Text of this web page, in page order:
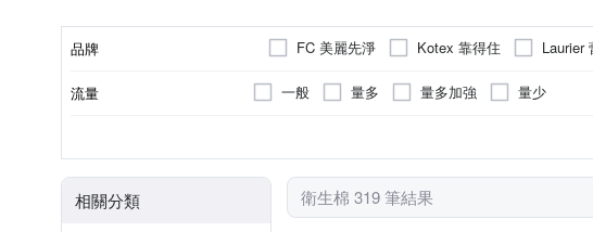
品牌 FC 美麗先淨 Kotex 靠得住 Laurier
唯白 VD
好自在 愛康
流量 一般 量多 量多加強 量少
相關分類 衛生棉 319 筆結果